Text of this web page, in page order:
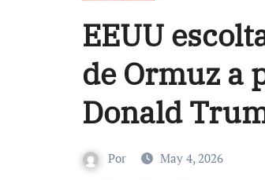
EEUU
de Ormuz a
Donald
Por May 4, 2026